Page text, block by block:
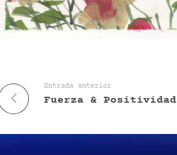
Entrada anterior
Fuerza & Positividad